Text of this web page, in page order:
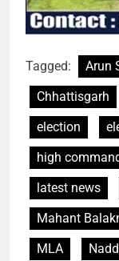
Tagged: Arun
Chhattisgarh
election
high
latest news
Mahant
MLA